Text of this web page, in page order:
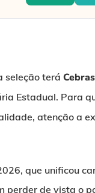
seleção terá
Estadual. Para
atenção a
que unificou
perder de vista o